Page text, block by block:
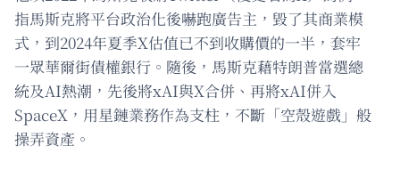
指馬斯克將平台政治化後嚇跑廣告主，毀了其商業模
式，到2024年夏季X估值已不到收購價的一半，套牢
一眾華爾街債權銀行。隨後，馬斯克藉特朗普當選總
統及AI熱潮，先後將xAI與X合併、再將xAI併入
SpaceX，用星鏈業務作為支柱，不斷「空殼遊戲」般
操弄資產。